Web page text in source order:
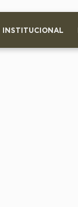
INSTITUCIONAL